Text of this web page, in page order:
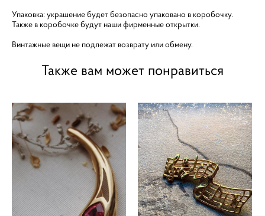
Упаковка: украшение будет безопасно упаковано в коробочку.
Также в коробочке будут наши фирменные открытки.
Винтажные вещи не подлежат возврату или обмену.
Также вам может понравиться